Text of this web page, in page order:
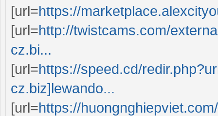
[url=https://
[url=http://twistcams.com/
cz.bi...
[url=https://speed.cd/
cz.biz]lewando...
[url=https://